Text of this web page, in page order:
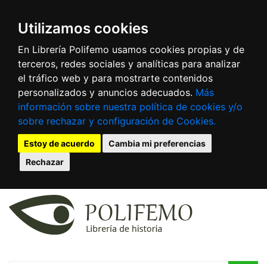
Utilizamos cookies
En Librería Polifemo usamos cookies propias y de
terceros, redes sociales y analíticas para analizar
el tráfico web y para mostrarte contenidos
personalizados y anuncios adecuados. Más
información sobre nuestra política de cookies y/o
sobre rechazar y configuración de Cookies.
Estoy de acuerdo
Cambia mi preferencias
Rechazar